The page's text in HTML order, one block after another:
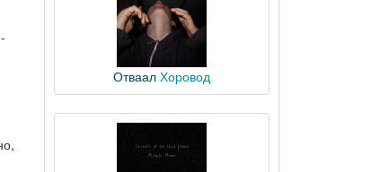
Отваал Хоровод